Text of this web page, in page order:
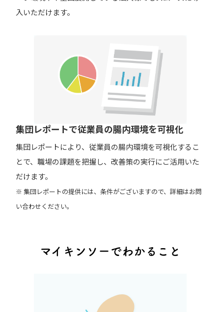
入いただけます。
集団レポートで従業員の腸内環境を可視化
集団レポートにより、従業員の腸内環境を可視化するこ
とで、職場の課題を把握し、改善策の実行にご活用いた
だけます。
※ 集団レポートの提供には、条件がございますので、詳細はお問
い合わせください。
マイキンソーでわかること